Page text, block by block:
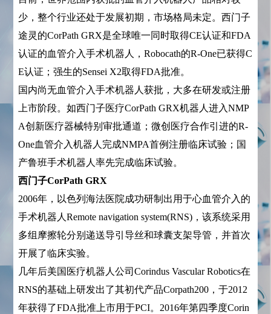
少，整个行业还处于发展初期，市场格局未定。西门子
途灵的CorPath GRX是全球唯一同时取得CE认证和FDA
认证的血管介入手术机器人，Robocath的R-One已获得C
E认证；强生的Sensei X2取得FDA批准。
国内尚无血管介入手术机器人获批，大多在研发或注册
上市阶段。如西门子医疗CorPath GRX机器人进入NMP
A创新医疗器械特别审批通道；微创医疗合作引进的R-
One血管介入机器人完成NMPA首例注册临床试验；国
产鲁班手术机器人率先完成临床试验。
西门子CorPath GRX
2006年，以色列海法医院成功研制出用于心血管介入的
手术机器人Remote navigation system(RNS)，该系统采用
多组摩擦轮分别递送导引导丝和球囊支架导管，并首次
开展了临床实验。
几年后美国医疗机器人公司Corindus Vascular Robotics在
RNS的基础上研发出了其初代产品Corpath200，于2012
年获得了FDA批准上市用于PCI。2016年第四季度Corin